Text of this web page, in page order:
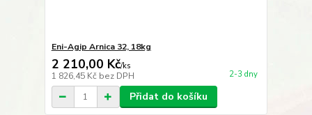
Eni-Agip Arnica 32, 18kg
2 210,00 Kč/ks
1 826,45 Kč bez DPH 2-3 dny
Přidat do košíku